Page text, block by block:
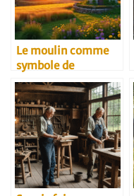
Le moulin comme
symbole de
résilience rurale